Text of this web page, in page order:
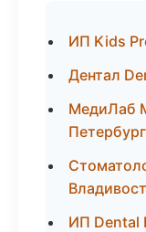
ИП Kids
Дентал
МедиЛаб
Петербург
ИП Dental